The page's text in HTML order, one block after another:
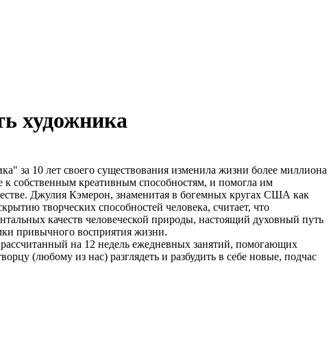
художника
за 10 лет своего существования изменила жизни более миллиона
собственным креативным способностям, и помогла им
Джулия Кэмерон, знаменитая в богемных кругах США как
творческих способностей человека, считает, что
качеств человеческой природы, настоящий духовный путь
привычного восприятия жизни.
на 12 недель ежедневных занятий, помогающих
(любому из нас) разглядеть и разбудить в себе новые, подчас